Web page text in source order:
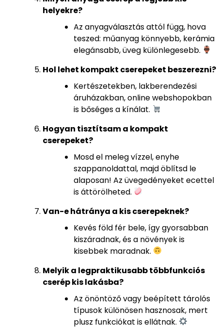
helyekre?
Az anyagválasztás attól függ, hova
teszed: műanyag könnyebb, kerámia
elegánsabb, üveg különlegesebb.
Hol lehet kompakt cserepeket beszerezni?
Kertészetekben, lakberendezési
áruházakban, online webshopokban
is bőséges a kínálat.
Hogyan tisztítsam a kompakt
cserepeket?
Mosd el meleg vízzel, enyhe
szappanoldattal, majd öblítsd le
alaposan! Az üvegedényeket ecettel
is áttörölheted.
Van-e hátránya a kis cserepeknek?
Kevés föld fér bele, így gyorsabban
kiszáradnak, és a növények is
kisebbek maradnak.
Melyik a legpraktikusabb többfunkciós
cserép kis lakásba?
Az önöntöző vagy beépített tárolós
típusok különösen hasznosak, mert
plusz funkciókat is ellátnak.